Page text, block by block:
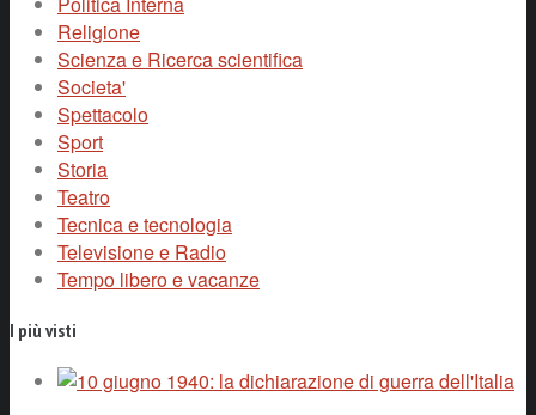
Religione
Scienza e Ricerca scientifica
Societa'
Spettacolo
Sport
Storia
Teatro
Tecnica e tecnologia
Televisione e Radio
Tempo libero e vacanze
I più visti